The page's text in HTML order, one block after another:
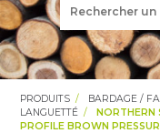
PRODUITS BARDAGE /
LANGUETTÉ
NORTHERN
PROFILE BROWN